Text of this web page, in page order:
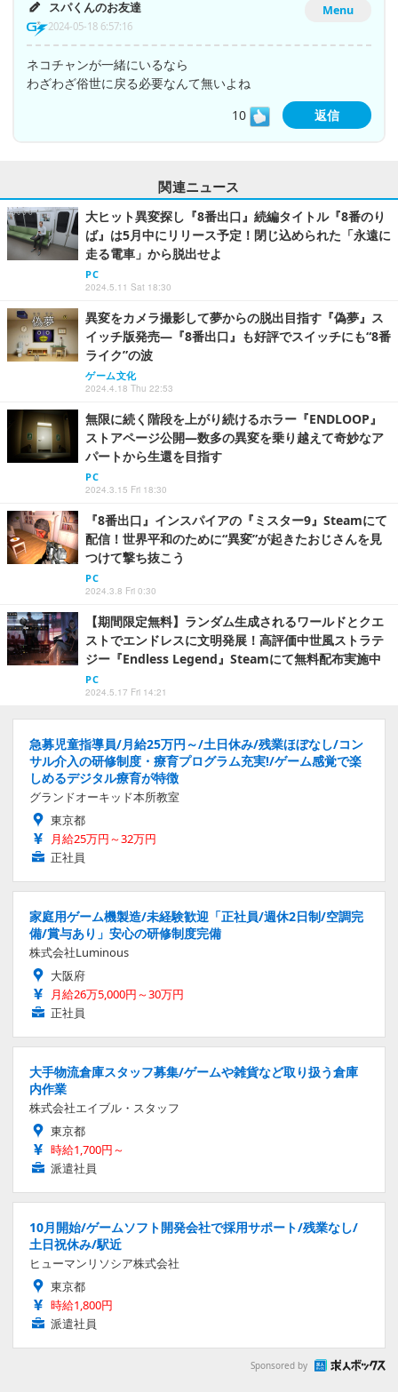
Menu
スパくんのお友達
2024-05-18 6:57:16
ネコチャンが一緒にいるなら
わざわざ俗世に戻る必要なんて無いよね
10
返信
関連ニュース
大ヒット異変探し『8番出口』続編タイトル『8番のり
ば』は5月中にリリース予定！閉じ込められた「永遠に
走る電車」から脱出せよ
PC
2024.5.11 Sat 18:30
異変をカメラ撮影して夢からの脱出目指す『偽夢』ス
イッチ版発売―『8番出口』も好評でスイッチにも“8番
ライク”の波
ゲーム文化
2024.4.18 Thu 22:53
無限に続く階段を上がり続けるホラー『ENDLOOP』
ストアページ公開―数多の異変を乗り越えて奇妙なア
パートから生還を目指す
PC
2024.3.15 Fri 18:30
『8番出口』インスパイアの『ミスター9』Steamにて
配信！世界平和のために“異変”が起きたおじさんを見
つけて撃ち抜こう
PC
2024.3.8 Fri 0:30
【期間限定無料】ランダム生成されるワールドとクエ
ストでエンドレスに文明発展！高評価中世風ストラテ
ジー『Endless Legend』Steamにて無料配布実施中
PC
2024.5.17 Fri 14:21
急募児童指導員/月給25万円～/土日休み/残業ほぼなし/コン
サル介入の研修制度・療育プログラム充実!/ゲーム感覚で楽
しめるデジタル療育が特徴
グランドオーキッド本所教室
東京都
月給25万円～32万円
正社員
家庭用ゲーム機製造/未経験歓迎「正社員/週休2日制/空調完
備/賞与あり」安心の研修制度完備
株式会社Luminous
大阪府
月給26万5,000円～30万円
正社員
大手物流倉庫スタッフ募集/ゲームや雑貨など取り扱う倉庫
内作業
株式会社エイブル・スタッフ
東京都
時給1,700円～
派遣社員
10月開始/ゲームソフト開発会社で採用サポート/残業なし/
土日祝休み/駅近
ヒューマンリソシア株式会社
東京都
時給1,800円
派遣社員
Sponsored by